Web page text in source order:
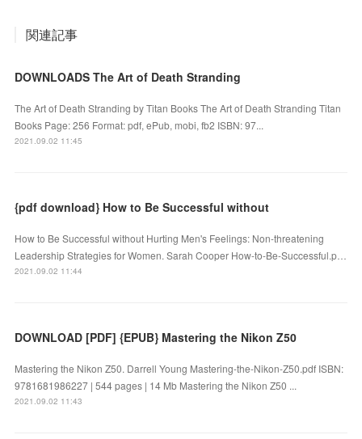
関連記事
DOWNLOADS The Art of Death Stranding
The Art of Death Stranding by Titan Books The Art of Death Stranding Titan
Books Page: 256 Format: pdf, ePub, mobi, fb2 ISBN: 97...
2021.09.02 11:45
{pdf download} How to Be Successful without
How to Be Successful without Hurting Men's Feelings: Non-threatening
Leadership Strategies for Women. Sarah Cooper How-to-Be-Successful.p…
2021.09.02 11:44
DOWNLOAD [PDF] {EPUB} Mastering the Nikon Z50
Mastering the Nikon Z50. Darrell Young Mastering-the-Nikon-Z50.pdf ISBN:
9781681986227 | 544 pages | 14 Mb Mastering the Nikon Z50 ...
2021.09.02 11:43